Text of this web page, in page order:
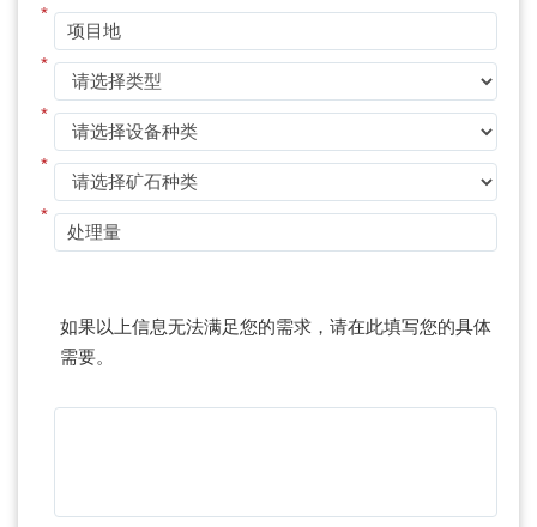
*
*
*
*
*
如果以上信息无法满足您的需求，请在此填写您的具体
需要。